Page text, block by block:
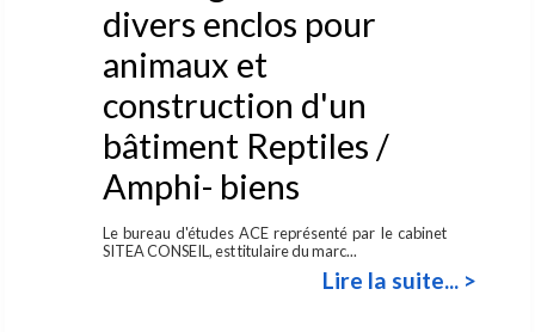
divers enclos pour
animaux et
construction d'un
bâtiment Reptiles /
Amphi- biens
Le bureau d'études ACE représenté par le cabinet
SITEA CONSEIL, est titulaire du marc...
Lire la suite... >